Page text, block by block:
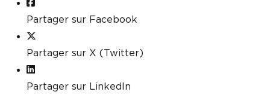
Partager sur Facebook
Partager sur X (Twitter)
Partager sur LinkedIn